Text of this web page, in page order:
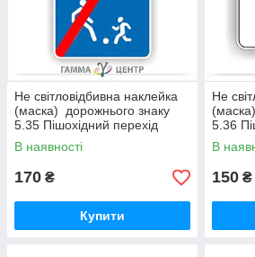
Не світловідбивна наклейка
(маска) дорожнього знаку
5.35 Пішохідний перехід
В наявності
170 ₴
Купити
Не
5.36
В
150 ₴